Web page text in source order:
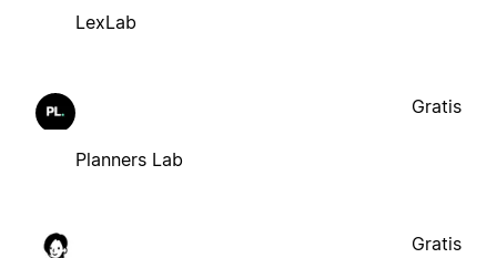
LexLab
Planners Lab
Gratis
Gratis